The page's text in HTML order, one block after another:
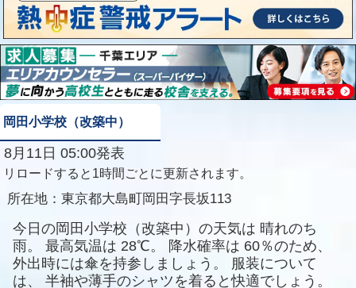
岡田小学校（改築中）
8月11日 05:00発表
リロードすると1時間ごとに更新されます。
所在地： 東京都大島町岡田字長坂113
今日の岡田小学校（改築中）の天気は 晴れのち
雨。
最高気温は 28℃。 降水確率は 60％のため、
外出時には傘を持参しましょう。
服装について
は、
半袖や薄手のシャツを着ると快適でしょう。